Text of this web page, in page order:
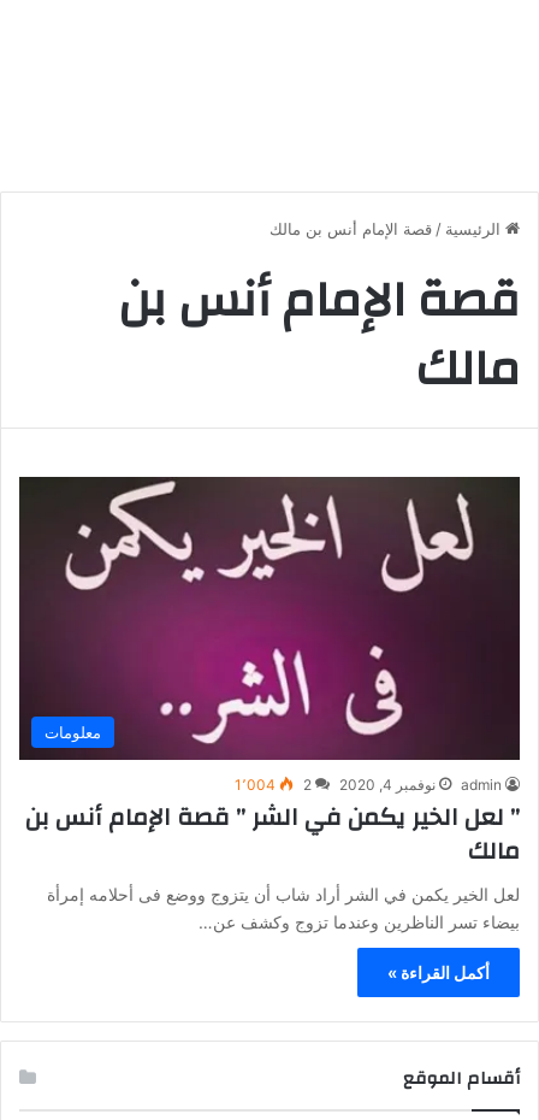
الرئيسية / قصة الإمام أنس بن مالك
قصة الإمام أنس بن
مالك
معلومات
admin نوفمبر 4, 2020 2 1٬004
” لعل الخير يكمن في الشر ” قصة الإمام أنس بن
مالك
لعل الخير يكمن في الشر أراد شاب أن يتزوج ووضع فى أحلامه إمرأة
بيضاء تسر الناظرين وعندما تزوج وكشف عن…
أكمل القراءة »
أقسام الموقع